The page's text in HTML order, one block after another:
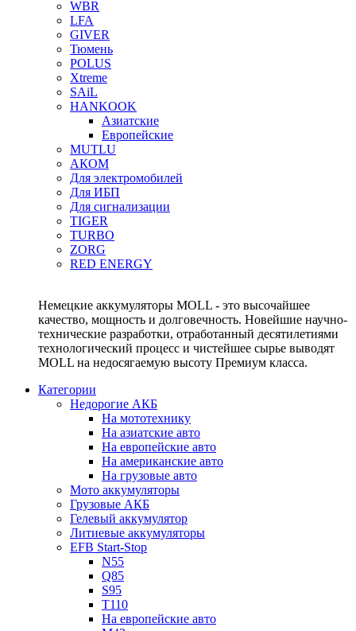
WBR
LFA
GIVER
Тюмень
POLUS
Xtreme
SAiL
HANKOOK
Азиатские
Европейские
MUTLU
АКОМ
Для электромобилей
Для ИБП
Для сигнализации
TIGER
TURBO
ZORG
RED ENERGY
Немецкие аккумуляторы MOLL - это высочайшее
качество, мощность и долговечность. Новейшие научно-
технические разработки, отработанный десятилетиями
технологический процесс и чистейшее сырье выводят
MOLL на недосягаемую высоту Премиум класса.
Категории
Недорогие АКБ
На мототехнику
На азиатские авто
На европейские авто
На американские авто
На грузовые авто
Мото аккумуляторы
Грузовые АКБ
Гелевый аккумулятор
Литиевые аккумуляторы
EFB Start-Stop
N55
Q85
S95
T110
На европейские авто